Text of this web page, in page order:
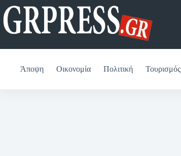
Μετάβαση
στο
περιεχόμενο
Άποψη Οικονομία Πολιτική Τουρισμός